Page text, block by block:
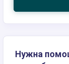
Нужна